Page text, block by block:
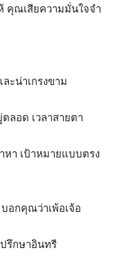
คุณเสียความมั่นใจจำ
ะน่าเกรงขาม
ลอด เวลาสายตา
หา เป้าหมายแบบตรง
อกคุณว่าเพ้อเจ้อ
รึกษาอินทรี